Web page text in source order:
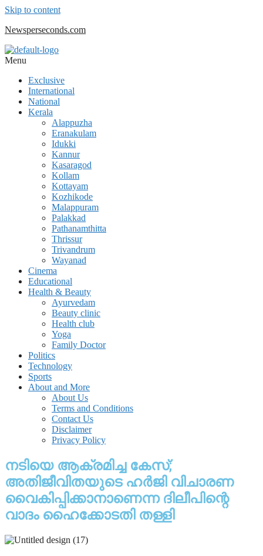
Skip to content
Newsperseconds.com
Menu
Exclusive
International
National
Kerala
Alappuzha
Eranakulam
Idukki
Kannur
Kasaragod
Kollam
Kottayam
Kozhikode
Malappuram
Palakkad
Pathanamthitta
Thrissur
Trivandrum
Wayanad
Cinema
Educational
Health & Beauty
Ayurvedam
Beauty clinic
Health club
Yoga
Family Doctor
Politics
Technology
Sports
About and More
About Us
Terms and Conditions
Contact Us
Disclaimer
Privacy Policy
നടിയെ ആക്രമിച്ച കേസ്;
അതിജീവിതയുടെ ഹർജി വിചാരണ
വൈകിപ്പിക്കാനാണെന്ന ദിലീപിന്റെ
വാദം ഹൈക്കോടതി തള്ളി